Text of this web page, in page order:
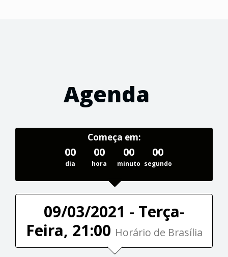
Agenda
Começa em:
00
dia
00
hora
00
minuto
00
segundo
09/03/2021 - Terça-
Feira, 21:00 Horário de Brasília